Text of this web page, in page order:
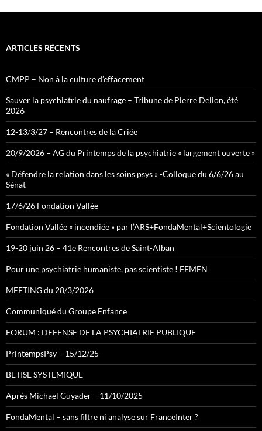
ARTICLES RÉCENTS
CMPP – Non à la culture d’effacement
Sauver la psychiatrie du naufrage – Tribune de Pierre Delion, été
2026
12-13/3/27 – Rencontres de la Criée
20/9/2026 – AG du Printemps de la psychiatrie « largement ouverte »
« Défendre la relation dans les soins psys » -Colloque du 6/6/26 au
Sénat
17/6/26 Fondation Vallée
Fondation Vallée « incendiée » par l’ARS+FondaMental+Scientologie
19-20 juin 26 – 41e Rencontres de Saint-Alban
Pour une psychiatrie humaniste, pas scientiste ! FEMEN
MEETING du 28/3/2026
Communiqué du Groupe Enfance
FORUM : DEFENSE DE LA PSYCHIATRIE PUBLIQUE
PrintempsPsy – 15/12/25
BETISE SYSTEMIQUE
Après Michaël Guyader – 11/10/2025
FondaMental – sans filtre ni analyse sur FranceInter ?